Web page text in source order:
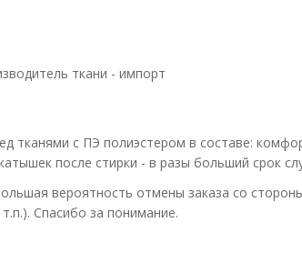
ткани - импорт
тканями с ПЭ полиэстером в составе:
после стирки - в разы больший срок
вероятность отмены заказа со
Спасибо за понимание.